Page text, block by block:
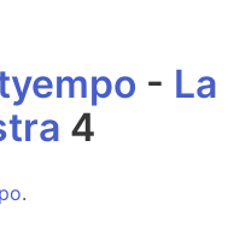
- La
4
.